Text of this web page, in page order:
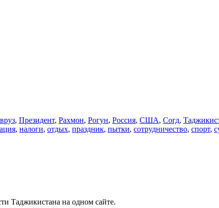
, Президент, Рахмон, Рогун, Россия, США, Согд,
, налоги, отдых, праздник, пытки, сотрудничество, спорт,
Таджикистана на одном сайте.